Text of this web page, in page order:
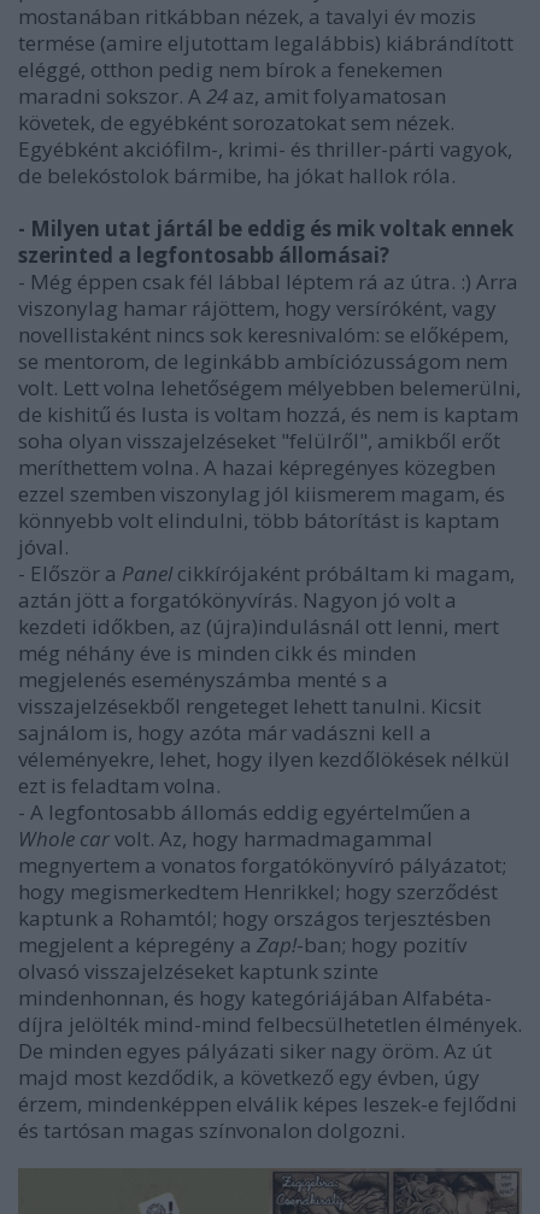
mostanában ritkábban nézek, a tavalyi év mozis
termése (amire eljutottam legalábbis) kiábrándított
eléggé, otthon pedig nem bírok a fenekemen
maradni sokszor. A24 az, amit folyamatosan
követek, de egyébként sorozatokat sem nézek.
Egyébként akciófilm-, krimi- és thriller-párti vagyok,
de belekóstolok bármibe, ha jókat hallok róla.
- Milyen utat jártál be eddig és mik voltak ennek
szerinted a legfontosabb állomásai?
- Még éppen csak fél lábbal léptem rá az útra. :) Arra
viszonylag hamar rájöttem, hogy versíróként, vagy
novellistaként nincs sok keresnivalóm: se előképem,
se mentorom, de leginkább ambíciózusságom nem
volt. Lett volna lehetőségem mélyebben belemerülni,
de kishitű és lusta is voltam hozzá, és nem is kaptam
soha olyan visszajelzéseket "felülről", amikből erőt
meríthettem volna. A hazai képregényes közegben
ezzel szemben viszonylag jól kiismerem magam, és
könnyebb volt elindulni, több bátorítást is kaptam
jóval.
- Először a Panelcikkírójaként próbáltam ki magam,
aztán jött a forgatókönyvírás. Nagyon jó volt a
kezdeti időkben, az (újra)indulásnál ott lenni, mert
még néhány éve is minden cikk és minden
megjelenés eseményszámba menté s a
visszajelzésekből rengeteget lehett tanulni. Kicsit
sajnálom is, hogy azóta már vadászni kell a
véleményekre, lehet, hogy ilyen kezdőlökések nélkül
ezt is feladtam volna.
- A legfontosabb állomás eddig egyértelműen a
Whole carvolt. Az, hogy harmadmagammal
megnyertem a vonatos forgatókönyvíró pályázatot;
hogy megismerkedtem Henrikkel; hogy szerződést
kaptunk a Rohamtól; hogy országos terjesztésben
megjelent a képregény a Zap!-ban; hogy pozitív
olvasó visszajelzéseket kaptunk szinte
mindenhonnan, és hogy kategóriájában Alfabéta-
díjra jelölték mind-mind felbecsülhetetlen élmények.
De minden egyes pályázati siker nagy öröm. Az út
majd most kezdődik, a következő egy évben, úgy
érzem, mindenképpen elválik képes leszek-e fejlődni
és tartósan magas színvonalon dolgozni.